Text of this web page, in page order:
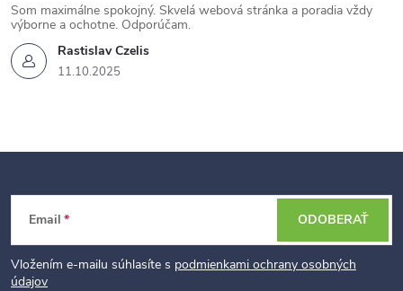
Rastislav Czelis
11.10.2025
Som maximálne spokojný. Skvelá webová stránka a poradia vždy
výborne a ochotne. Odporúčam.
Email
Vložením e-mailu súhlasíte s podmienkami ochrany osobných
údajov
ODOBERAŤ